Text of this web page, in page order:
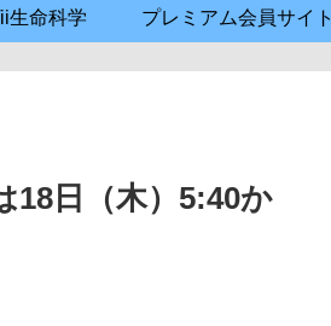
生命科学 プレミアム会員サイト
18日（木）5:40か